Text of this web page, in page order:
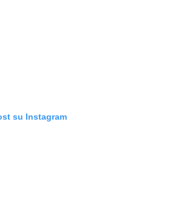
su Instagram